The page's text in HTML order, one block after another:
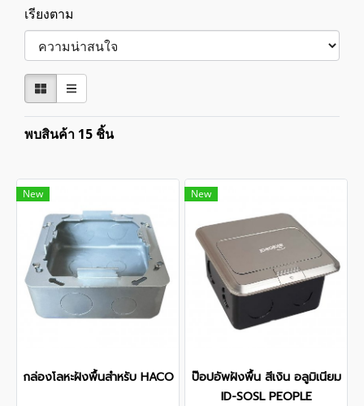
เรียงตาม
พบสินค้า 15 ชิ้น
New
กล่องโลหะฝังพื้นสำหรับ HACO
New
ป๊อปอัพฝังพื้น สีเงิน อลูมิเนียม
ID-SOSL PEOPLE